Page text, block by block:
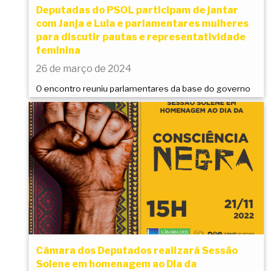
Deputadas do PSOL participam de jantar
com Janja e Lula e parlamentares mulheres
para discutir pautas e representatividade
feminina
26 de março de 2024
O encontro reuniu parlamentares da base do governo
Câmara dos Deputados realizará Sessão
Solene em homenagem ao Dia da